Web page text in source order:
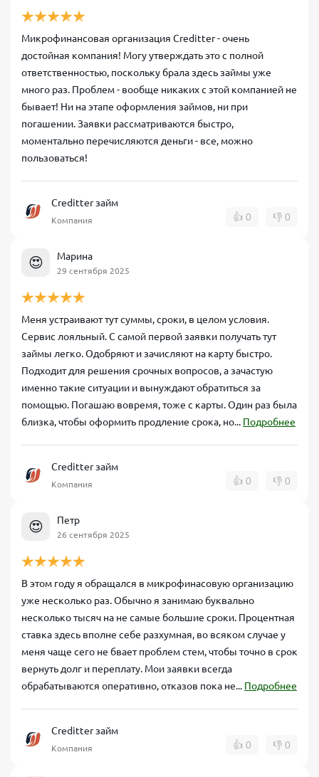
Микрофинансовая организация Creditter - очень
достойная компания! Могу утверждать это с полной
ответственностью, поскольку брала здесь займы уже
много раз. Проблем - вообще никаких с этой компанией не
бывает! Ни на этапе оформления займов, ни при
погашении. Заявки рассматриваются быстро,
моментально перечисляются деньги - все, можно
пользоваться!
Creditter займ
Компания 👍 0 👎 0
😍 Марина
29 сентября 2025
Меня устраивают тут суммы, сроки, в целом условия.
Сервис лояльный. С самой первой заявки получать тут
займы легко. Одобряют и зачисляют на карту быстро.
Подходит для решения срочных вопросов, а зачастую
именно такие ситуации и вынуждают обратиться за
помощью. Погашаю вовремя, тоже с карты. Один раз была
близка, чтобы оформить продление срока, но... Подробнее
Creditter займ
Компания 👍 0 👎 0
😍 Петр
26 сентября 2025
В этом году я обращался в микрофинасовую организацию
уже несколько раз. Обычно я занимаю буквально
несколько тысяч на не самые большие сроки. Процентная
ставка здесь вполне себе разхумная, во всяком случае у
меня чаще сего не бвает проблем стем, чтобы точно в срок
вернуть долг и переплату. Мои заявки всегда
обрабатываются оперативно, отказов пока не... Подробнее
Creditter займ
Компания 👍 0 👎 0